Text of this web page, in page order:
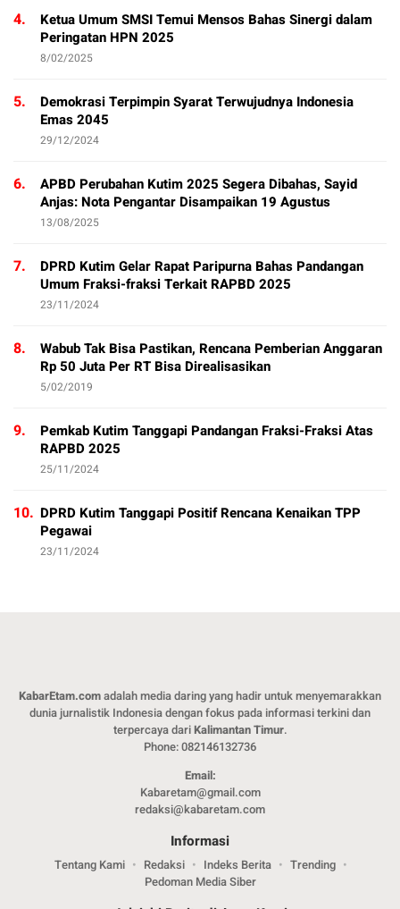
4.
Ketua Umum SMSI Temui Mensos Bahas Sinergi dalam
Peringatan HPN 2025
8/02/2025
5.
Demokrasi Terpimpin Syarat Terwujudnya Indonesia
Emas 2045
29/12/2024
6.
APBD Perubahan Kutim 2025 Segera Dibahas, Sayid
Anjas: Nota Pengantar Disampaikan 19 Agustus
13/08/2025
7.
DPRD Kutim Gelar Rapat Paripurna Bahas Pandangan
Umum Fraksi-fraksi Terkait RAPBD 2025
23/11/2024
8.
Wabub Tak Bisa Pastikan, Rencana Pemberian Anggaran
Rp 50 Juta Per RT Bisa Direalisasikan
5/02/2019
9.
Pemkab Kutim Tanggapi Pandangan Fraksi-Fraksi Atas
RAPBD 2025
25/11/2024
10. DPRD Kutim Tanggapi Positif Rencana Kenaikan TPP
Pegawai
23/11/2024
KabarEtam.comadalah media daring yang hadir untuk menyemarakkan
dunia jurnalistik Indonesia dengan fokus pada informasi terkini dan
terpercaya dariKalimantan Timur.
Phone: 082146132736
Email:
Kabaretam@gmail.com
redaksi@kabaretam.com
Informasi
Tentang Kami Redaksi Indeks Berita
Trending
Pedoman Media Siber